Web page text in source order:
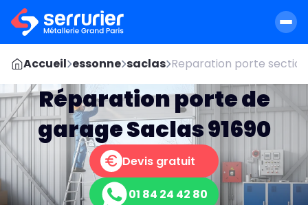
Accueil essonne saclas Reparation porte
Réparation porte de
garage Saclas 91690
Devis gratuit
01 84 24 42 80